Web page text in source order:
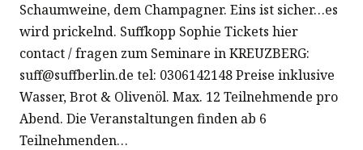
Schaumweine, dem Champagner. Eins ist sicher…es
wird prickelnd. Suffkopp Sophie Tickets hier
contact / fragen zum Seminare in KREUZBERG:
suff@suffberlin.de tel: 0306142148 Preise inklusive
Wasser, Brot & Olivenöl. Max. 12 Teilnehmende pro
Abend. Die Veranstaltungen finden ab 6
Teilnehmenden…